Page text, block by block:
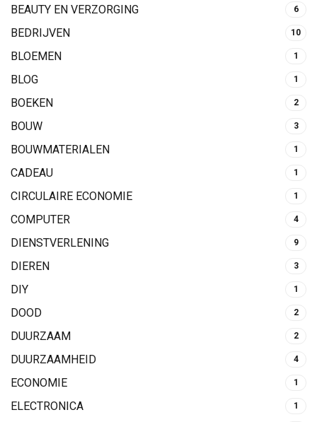
BEAUTY EN VERZORGING 6
BEDRIJVEN 10
BLOEMEN 1
BLOG 1
BOEKEN 2
BOUW 3
BOUWMATERIALEN 1
CADEAU 1
CIRCULAIRE ECONOMIE 1
COMPUTER 4
DIENSTVERLENING 9
DIEREN 3
DIY 1
DOOD 2
DUURZAAM 2
DUURZAAMHEID 4
ECONOMIE 1
ELECTRONICA 1